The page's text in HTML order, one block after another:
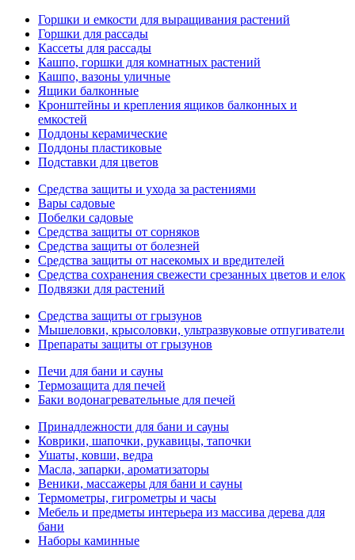
Горшки и емкости для выращивания растений
Горшки для рассады
Кассеты для рассады
Кашпо, горшки для комнатных растений
Кашпо, вазоны уличные
Ящики балконные
Кронштейны и крепления ящиков балконных и
емкостей
Поддоны керамические
Поддоны пластиковые
Подставки для цветов
Средства защиты и ухода за растениями
Вары садовые
Побелки садовые
Средства защиты от сорняков
Средства защиты от болезней
Средства защиты от насекомых и вредителей
Средства сохранения свежести срезанных цветов и елок
Подвязки для растений
Средства защиты от грызунов
Мышеловки, крысоловки, ультразвуковые отпугиватели
Препараты защиты от грызунов
Печи для бани и сауны
Термозащита для печей
Баки водонагревательные для печей
Принадлежности для бани и сауны
Коврики, шапочки, рукавицы, тапочки
Ушаты, ковши, ведра
Масла, запарки, ароматизаторы
Веники, массажеры для бани и сауны
Термометры, гигрометры и часы
Мебель и предметы интерьера из массива дерева для
бани
Наборы каминные